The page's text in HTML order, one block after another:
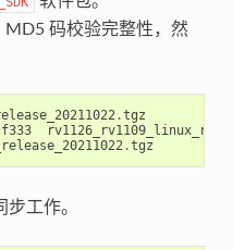
MD5 码校验完整性，然
.tgz
.tgz
工作。